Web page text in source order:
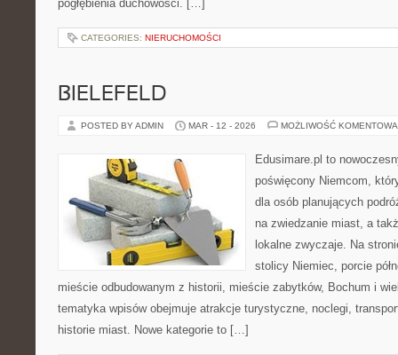
pogłębienia duchowości. […]
CATEGORIES: NIERUCHOMOŚCI
BIELEFELD
POSTED BY ADMIN MAR - 12 - 2026 MOŻLIWOŚĆ
Edusimare.pl to
poświęcony Niemcom,
dla osób planujących
na zwiedzanie miast, a
lokalne zwyczaje. Na
stolicy Niemiec, porcie
mieście odbudowanym z historii, mieście zabytków, Bochum i
tematyka wpisów obejmuje atrakcje turystyczne, noclegi,
historie miast. Nowe kategorie to […]